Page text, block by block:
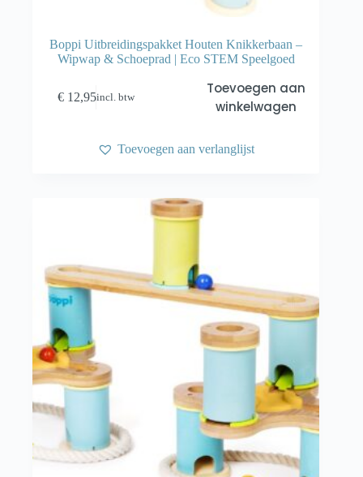
Boppi Uitbreidingspakket Houten Knikkerbaan –
Wipwap & Schoeprad | Eco STEM Speelgoed
€ 12,95incl. btw
Toevoegen aan
winkelwagen
Toevoegen aan verlanglijst